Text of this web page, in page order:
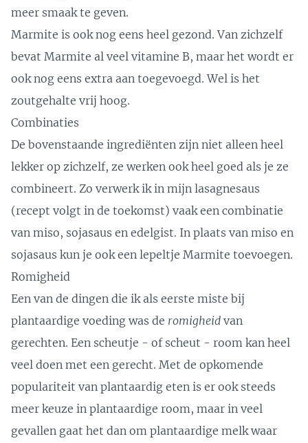
meer smaak te geven.
Marmite is ook nog eens heel gezond. Van zichzelf
bevat Marmite al veel vitamine B, maar het wordt er
ook nog eens extra aan toegevoegd. Wel is het
zoutgehalte vrij hoog.
Combinaties
De bovenstaande ingrediënten zijn niet alleen heel
lekker op zichzelf, ze werken ook heel goed als je ze
combineert. Zo verwerk ik in mijn lasagnesaus
(recept volgt in de toekomst) vaak een combinatie
van miso, sojasaus en edelgist. In plaats van miso en
sojasaus kun je ook een lepeltje Marmite toevoegen.
Romigheid
Een van de dingen die ik als eerste miste bij
plantaardige voeding was de romigheid van
gerechten. Een scheutje - of scheut - room kan heel
veel doen met een gerecht. Met de opkomende
populariteit van plantaardig eten is er ook steeds
meer keuze in plantaardige room, maar in veel
gevallen gaat het dan om plantaardige melk waar